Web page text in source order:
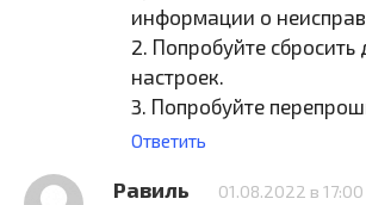
информации о
2. Попробуйте сбросить
настроек.
3. Попробуйте
Ответить
Равиль 01.08.2022 в 17:00